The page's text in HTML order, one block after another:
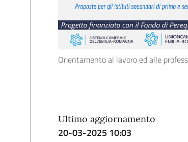
Orientamento al lavoro ed alle
Ultimo aggiornamento
20-03-2025 10:03